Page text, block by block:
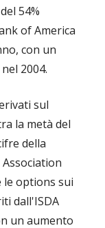
54%
of America
con un
2004.
sul
la metà del
della
le options sui
dall'ISDA
un aumento